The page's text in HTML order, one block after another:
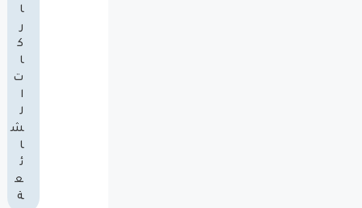
ا
ر
ك
ا
ت
ا
ل
ش
ا
ئ
ع
ة